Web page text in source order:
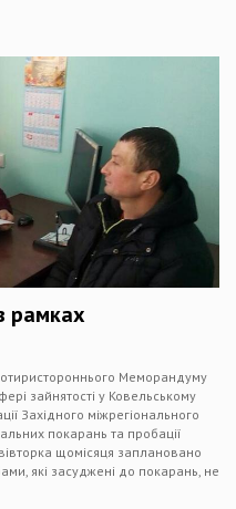
рамках
Меморандуму
зайнятості у Ковельському
Західного міжрегіонального
покарань та пробації
щомісяця заплановано
які засуджені до покарань, не